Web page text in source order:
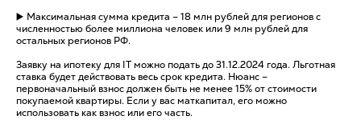
▶️ Максимальная сумма кредита – 18 млн рублей для регионов с
численностью более миллиона человек или 9 млн рублей для
остальных регионов РФ.
Заявку на ипотеку для IT можно подать до 31.12.2024 года. Льготная
ставка будет действовать весь срок кредита. Нюанс –
первоначальный взнос должен быть не менее 15% от стоимости
покупаемой квартиры. Если у вас маткапитал, его можно
использовать как взнос или его часть.